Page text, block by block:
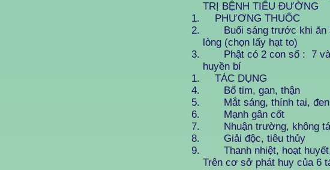
TRỊ BỆNH TIỂU ĐƯỜNG
PHƯƠNG THUỐC
Buổi sáng trước khi ăn
lòng (chọn lấy hạt to)
Phật có 2 con số : 7 và
huyền bí
TÁC DỤNG
Bổ tim, gan, thận
Mắt sáng, thính tai, đen
Mạnh gân cốt
Nhuận trường, không
Giải độc, tiêu thủy
Thanh nhiệt, hoạt huyết,
Trên cơ sở phát huy của 6